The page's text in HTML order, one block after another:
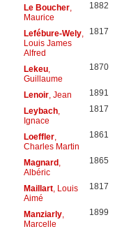
Le Boucher,
Maurice
1882
Lefébure-Wely,
Louis James
Alfred
1817
Lekeu,
Guillaume
1870
Lenoir, Jean 1891
Leybach,
Ignace
1817
Loeffler,
Charles Martin
1861
Magnard ,
Albéric
1865
Maillart, Louis
Aimé
1817
Manziarly,
Marcelle
1899